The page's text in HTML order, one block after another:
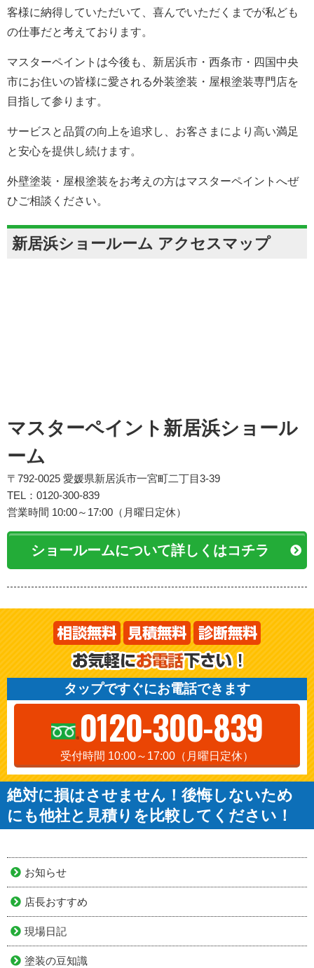
客様に納得していただいて、喜んでいただくまでが私ども
の仕事だと考えております。
マスターペイントは今後も、新居浜市・西条市・四国中央
市にお住いの皆様に愛される外装塗装・屋根塗装専門店を
目指して参ります。
サービスと品質の向上を追求し、お客さまにより高い満足
と安心を提供し続けます。
外壁塗装・屋根塗装をお考えの方はマスターペイントへぜ
ひご相談ください。
新居浜ショールーム アクセスマップ
マスターペイント新居浜ショール
ーム
〒792-0025 愛媛県新居浜市一宮町二丁目3-39
TEL：0120-300-839
営業時間 10:00～17:00（月曜日定休）
ショールームについて詳しくはコチラ
タップですぐにお電話できます
0120-300-839
受付時間 10:00～17:00（月曜日定休）
絶対に損はさせません！後悔しないため
にも他社と見積りを比較してください！
お知らせ
店長おすすめ
現場日記
塗装の豆知識